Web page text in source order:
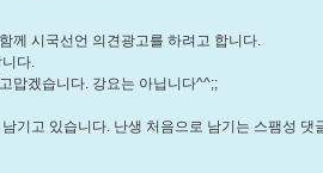
께 시국선언 의견광고를 하려고 합니다.
다.
맙겠습니다. 강요는 아닙니다^^;;
기고 있습니다. 난생 처음으로 남기는 스팸성 댓